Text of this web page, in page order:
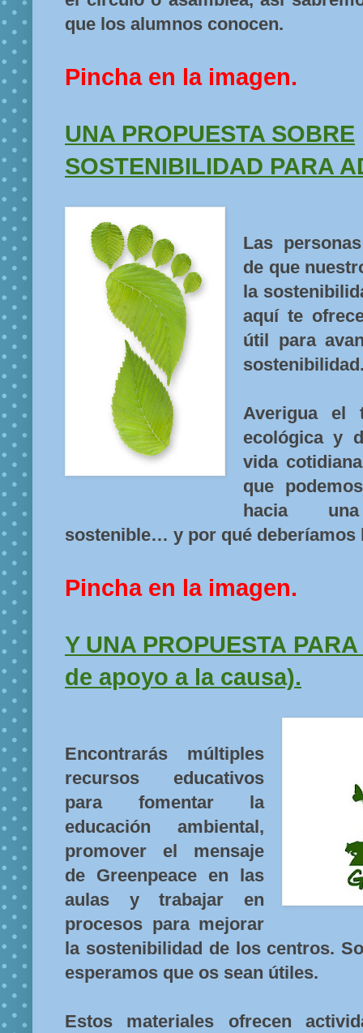
que los alumnos conocen.
Pincha en la imagen.
UNA PROPUESTA SOBRE
SOSTENIBILIDAD PARA
Las
de que
la
aquí te
útil para
Averigua el
ecológica y
vida
que
hacia
sostenible… y por qué deberíamos
Pincha en la imagen.
Y UNA PROPUESTA
de apoyo a la causa).
Encontrarás múltiples
recursos educativos
para fomentar la
educación ambiental,
promover el mensaje
de Greenpeace en las
aulas y trabajar en
procesos para mejorar
la sostenibilidad de los centros.
esperamos que os sean útiles.
Estos materiales ofrecen